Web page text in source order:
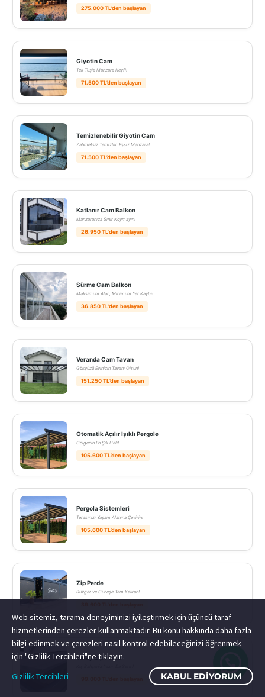
275.000 TL’den başlayan
Giyotin Cam
Tek Tuşla Manzara Keyfi!
71.500 TL’den başlayan
Temizlenebilir Giyotin Cam
Zahmetsiz Temizlik, Eşsiz Manzara!
71.500 TL’den başlayan
Katlanır Cam Balkon
Manzaranıza Sınır Koymayın!
26.950 TL’den başlayan
Sürme Cam Balkon
Maksimum Alan, Minimum Yer Kaybı!
36.850 TL’den başlayan
Veranda Cam Tavan
Gökyüzü Evinizin Tavanı Olsun!
151.250 TL’den başlayan
Otomatik Açılır Işıklı Pergole
Gölgenin En Şık Hali!
105.600 TL’den başlayan
Pergola Sistemleri
Terasınızı Yaşam Alanına Çevirin!
105.600 TL’den başlayan
Zip Perde
Rüzgar ve Güneşe Tam Kalkan!
Yatay Zip Perde
Web sitemiz, tarama deneyiminizi iyileştirmek için üçüncü taraf
hizmetlerinden çerezler kullanmaktadır. Bu konu hakkında daha fazla
bilgi edinmek ve çerezleri nasıl kontrol edebileceğinizi öğrenmek
için "Gizlilik Tercihleri"ne tıklayın.
Gizlilik Tercihleri
KABUL EDIYORUM